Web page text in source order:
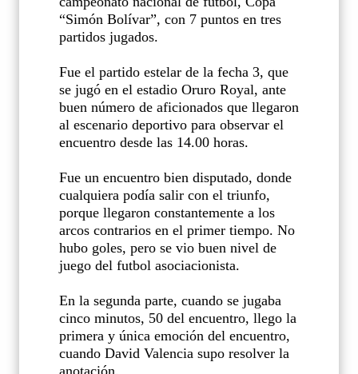
“Simón Bolívar”, con 7 puntos en tres
partidos jugados.
Fue el partido estelar de la fecha 3, que
se jugó en el estadio Oruro Royal, ante
buen número de aficionados que llegaron
al escenario deportivo para observar el
encuentro desde las 14.00 horas.
Fue un encuentro bien disputado, donde
cualquiera podía salir con el triunfo,
porque llegaron constantemente a los
arcos contrarios en el primer tiempo. No
hubo goles, pero se vio buen nivel de
juego del futbol asociacionista.
En la segunda parte, cuando se jugaba
cinco minutos, 50 del encuentro, llego la
primera y única emoción del encuentro,
cuando David Valencia supo resolver la